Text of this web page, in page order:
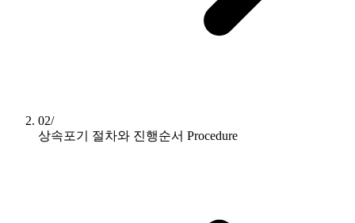
02/
상속포기 절차와 진행순서 Procedure